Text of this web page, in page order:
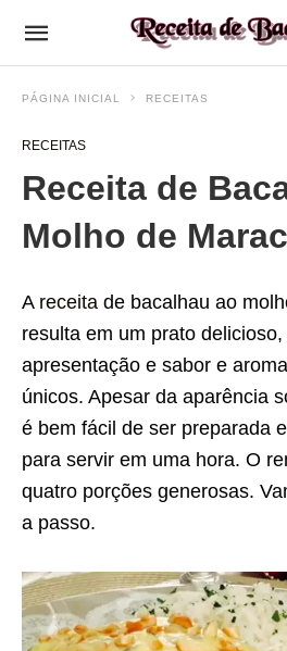
PÁGINA INICIAL RECEITAS
RECEITAS
Receita de
Molho de
A receita de bacalhau ao
resulta em um prato
apresentação e sabor e
únicos. Apesar da aparência
é bem fácil de ser preparada
para servir em uma hora. O
quatro porções generosas.
a passo.